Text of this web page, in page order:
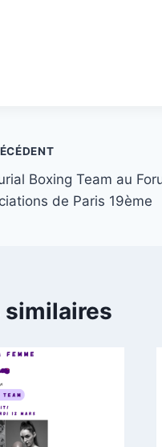
Boxing Team au
de Paris 19ème